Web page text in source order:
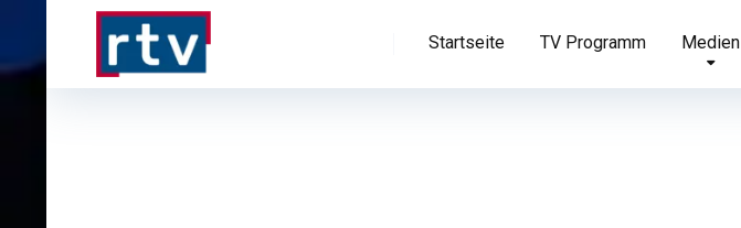
Startseite TV Programm Medien